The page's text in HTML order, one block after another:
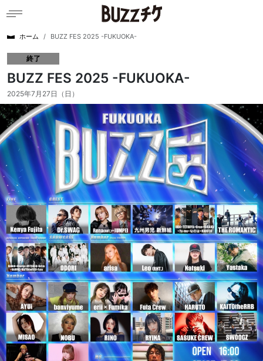
ホーム BUZZ FES 2025 -FUKUOKA-
終了
BUZZ FES 2025 -FUKUOKA-
2025年7月27日（日）